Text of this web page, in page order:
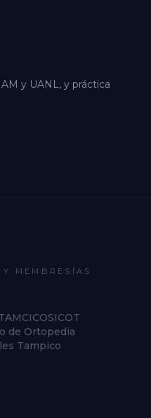
y UANL, y práctica
MEMBRESÍAS
AMCICOSICOT
de Ortopedia
Tampico